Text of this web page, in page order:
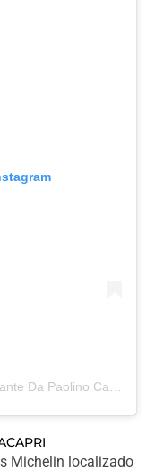
Michelin localizado